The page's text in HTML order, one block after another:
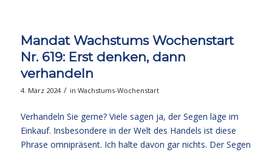
Mandat Wachstums Wochenstart
Nr. 619: Erst denken, dann
verhandeln
4. März 2024 / in Wachstums-Wochenstart
Verhandeln Sie gerne? Viele sagen ja, der Segen läge im
Einkauf. Insbesondere in der Welt des Handels ist diese
Phrase omnipräsent. Ich halte davon gar nichts. Der Segen